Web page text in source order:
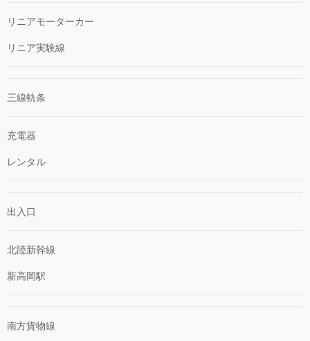
リニアモーターカー
リニア実験線
三線軌条
充電器
レンタル
出入口
北陸新幹線
新高岡駅
南方貨物線